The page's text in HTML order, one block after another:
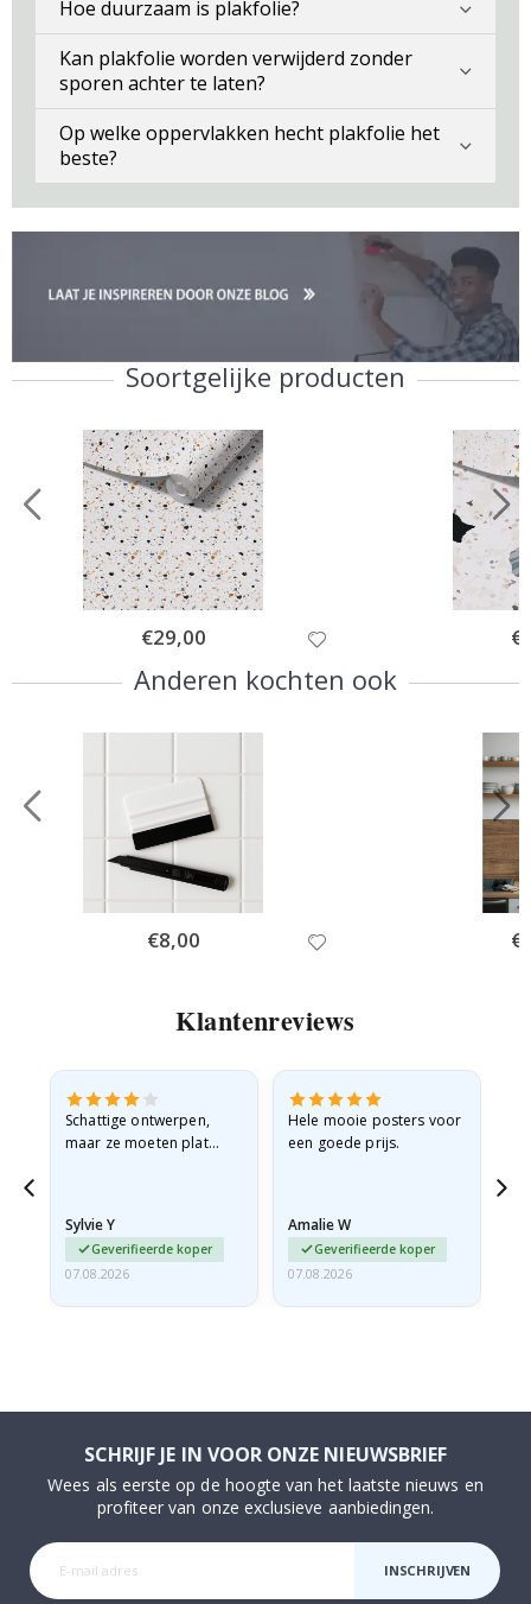
Hoe duurzaam is plakfolie?
Kan plakfolie worden verwijderd zonder
sporen achter te laten?
Op welke oppervlakken hecht plakfolie het
beste?
Soortgelijke producten
Special
Price
€29,00
Anderen kochten ook
Special
Price
€8,00
Klantenreviews
Schattige ontwerpen,
maar ze moeten plat
beetje…
Sylvie Y
Geverifieerde koper
07.08.2026
Hele mooie posters voor
een goede prijs.
Amalie W
Geverifieerde koper
07.08.2026
SCHRIJF JE IN VOOR ONZE NIEUWSBRIEF
Wees als eerste op de hoogte van het laatste nieuws en
profiteer van onze exclusieve aanbiedingen.
INSCHRIJVEN